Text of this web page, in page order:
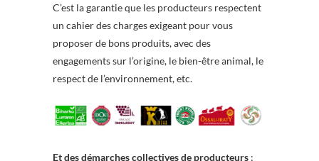
C’est la garantie que les producteurs respectent
un cahier des charges exigeant pour vous
proposer de bons produits, avec des
engagements sur l’origine, le bien-être animal, le
respect de l’environnement, etc.
Et des démarches collectives de producteurs :